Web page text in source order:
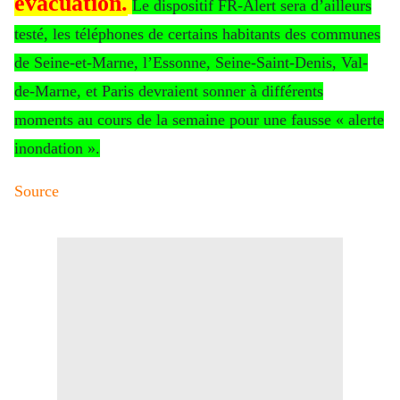
Le dispositif FR-Alert sera d’ailleurs
testé, les téléphones de certains habitants des communes
de Seine-et-Marne, l’Essonne, Seine-Saint-Denis, Val-
de-Marne, et Paris devraient sonner à différents
moments au cours de la semaine pour une fausse « alerte
inondation ».
Source